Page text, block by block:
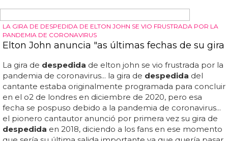
LA GIRA DE DESPEDIDA DE ELTON JOHN SE VIO FRUSTRADA POR LA
PANDEMIA DE CORONAVIRUS
Elton John anuncia "as últimas fechas de su gira